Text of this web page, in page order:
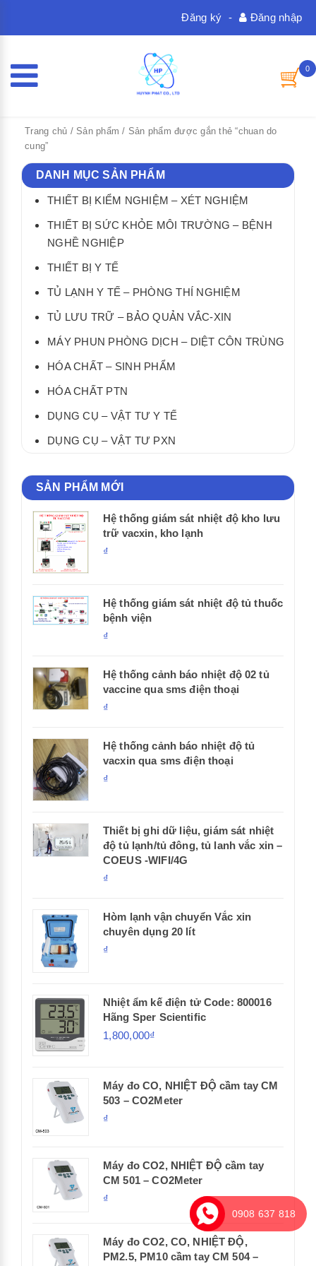
Đăng nhập
-
Đăng ký
0
Trang chủ / Sản phẩm / Sản phẩm được gắn thẻ “chuan do
cung”
DANH MỤC SẢN PHẨM
THIẾT BỊ KIỂM NGHIỆM – XÉT NGHIỆM
THIẾT BỊ SỨC KHỎE MÔI TRƯỜNG – BỆNH
NGHỀ NGHIỆP
THIẾT BỊ Y TẾ
TỦ LẠNH Y TẾ – PHÒNG THÍ NGHIỆM
TỦ LƯU TRỮ – BẢO QUẢN VẮC-XIN
MÁY PHUN PHÒNG DỊCH – DIỆT CÔN TRÙNG
HÓA CHẤT – SINH PHẨM
HÓA CHẤT PTN
DỤNG CỤ – VẬT TƯ Y TẾ
DỤNG CỤ – VẬT TƯ PXN
SẢN PHẨM MỚI
Hệ thống giám sát nhiệt độ kho lưu
trữ vacxin, kho lạnh
₫
Hệ thống giám sát nhiệt độ tủ thuốc
bệnh viện
₫
Hệ thống cảnh báo nhiệt độ 02 tủ
vaccine qua sms điện thoại
₫
Hệ thống cảnh báo nhiệt độ tủ
vacxin qua sms điện thoại
₫
Thiết bị ghi dữ liệu, giám sát nhiệt
độ tủ lạnh/tủ đông, tủ lanh vắc xin –
COEUS -WIFI/4G
₫
Hòm lạnh vận chuyển Vắc xin
chuyên dụng 20 lít
₫
Nhiệt ẩm kế điện tử Code: 800016
Hãng Sper Scientific
1,800,000₫
Máy đo CO, NHIỆT ĐỘ cầm tay CM
503 – CO2Meter
₫
Máy đo CO2, NHIỆT ĐỘ cầm tay
CM 501 – CO2Meter
₫
Máy đo CO2, CO, NHIỆT ĐỘ,
PM2.5, PM10 cầm tay CM 504 –
0908 637 818